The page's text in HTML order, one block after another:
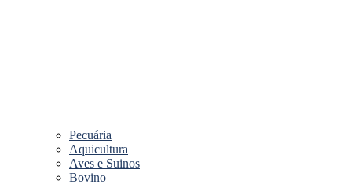
Pecuária
Aquicultura
Aves e Suinos
Bovino